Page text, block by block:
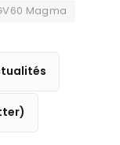
Magma